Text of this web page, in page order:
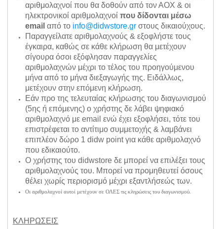
αριθμολαχνοί που θα δοθούν από τον ΑΟΧ & οι
ηλεκτρονικοί αριθμολαχνοί που δίδονται μέσω
email από το info@didwstore.gr στους δικαιούχους.
Παραγγείλατε αριθμολαχνούς & εξοφλήστε τους
έγκαιρα, καθώς σε κάθε κλήρωση θα μετέχουν
σίγουρα όσοι εξόφλησαν παραγγελίες
αριθμολαχνών μέχρι το τέλος του προηγούμενου
μήνα από το μήνα διεξαγωγής της. Ειδάλλως,
μετέχουν στην επόμενη κλήρωση.
Εάν προ της τελευταίας κλήρωσης του διαγωνισμού
(5ης ή επόμενης) ο χρήστης δε λάβει ψηφιακό
αριθμολαχνό με email ενώ έχει εξοφλήσει, τότε του
επιστρέφεται το αντίτιμο συμμετοχής & λαμβάνει
επιπλέον δώρο 1 didw point για κάθε αριθμολαχνό
που εδικαιούτο.
Ο χρήστης του didwstore δε μπορεί να επιλέξει τους
αριθμολαχνούς του. Μπορεί να προμηθευτεί όσους
θέλει χωρίς περιορισμό μέχρι εξαντλήσεώς των.
Οι αριθμολαχνοί αυτοί μετέχουν σε ΟΛΕΣ τις κληρώσεις του διαγωνισμού.
ΚΛΗΡΩΣΕΙΣ